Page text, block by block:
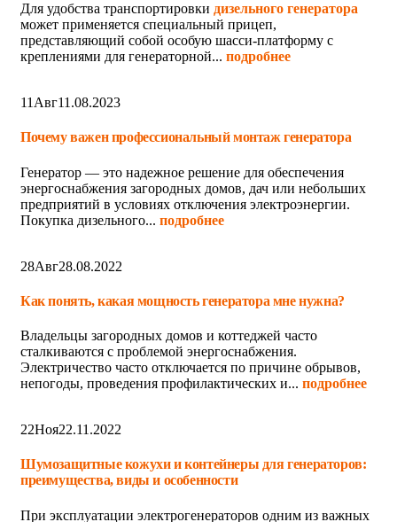
Для удобства транспортировки дизельного генератора
может применяется специальный прицеп,
представляющий собой особую шасси-платформу с
креплениями для генераторной... подробнее
11 Авг11.08.2023
Почему важен профессиональный монтаж генератора
Генератор — это надежное решение для обеспечения
энергоснабжения загородных домов, дач или небольших
предприятий в условиях отключения электроэнергии.
Покупка дизельного... подробнее
28Авг28.08.2022
Как понять, какая мощность генератора мне нужна?
Владельцы загородных домов и коттеджей часто
сталкиваются с проблемой энергоснабжения.
Электричество часто отключается по причине обрывов,
непогоды, проведения профилактических и... подробнее
22Ноя22.11.2022
Шумозащитные кожухи и контейнеры для генераторов:
преимущества, виды и особенности
При эксплуатации электрогенераторов одним из важных